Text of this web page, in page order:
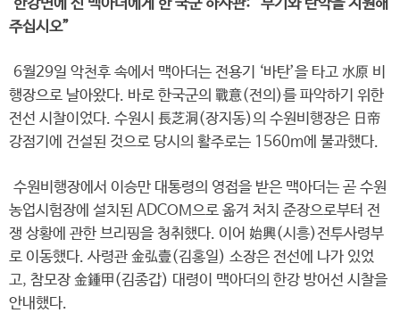
한강변에 선 맥아더에게 한 국군 하사관: “무기와 탄약을 지원해
주십시오”
6월29일 악천후 속에서 맥아더는 전용기 ‘바탄’을 타고 水原 비
행장으로 날아왔다. 바로 한국군의 戰意(전의)를 파악하기 위한
전선 시찰이었다. 수원시 長芝洞(장지동)의 수원비행장은 日帝
강점기에 건설된 것으로 당시의 활주로는 1560m에 불과했다.
수원비행장에서 이승만 대통령의 영접을 받은 맥아더는 곧 수원
농업시험장에 설치된 ADCOM으로 옮겨 처치 준장으로부터 전
쟁 상황에 관한 브리핑을 청취했다. 이어 始興(시흥)전투사령부
로 이동했다. 사령관 金弘壹(김홍일) 소장은 전선에 나가 있었
고, 참모장 金鍾甲(김종갑) 대령이 맥아더의 한강 방어선 시찰을
안내했다.